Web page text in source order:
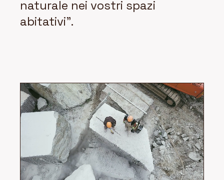
naturale nei vostri spazi
abitativi".